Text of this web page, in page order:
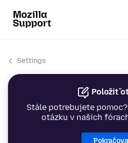
Settings
Položiť
Stále potrebujete
otázku v našich